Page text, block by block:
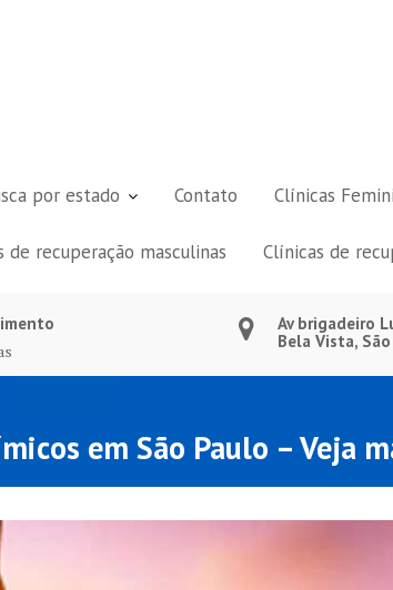
por estado Contato Clínicas
de recuperação masculinas Clínicas de
Av brigadeiro
Bela Vista,
em São Paulo – Veja